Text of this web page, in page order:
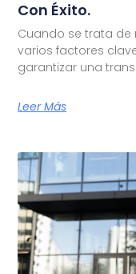
Con Éxito.
Cuando se trata de
varios factores
garantizar una
Leer Más